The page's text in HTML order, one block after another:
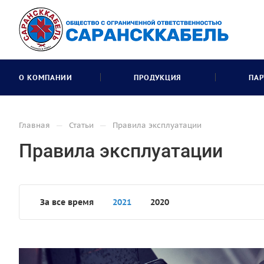
О КОМПАНИИ ПРОДУКЦИЯ
Главная — Статьи — Правила эксплуатации
Правила эксплуатации
За все время 2021 2020